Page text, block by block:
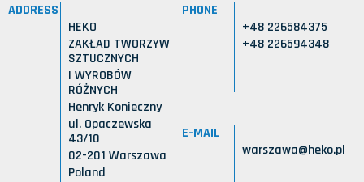
ADDRESS
HEKO
ZAKŁAD TWORZYW
SZTUCZNYCH
I WYROBÓW
RÓŻNYCH
Henryk Konieczny
ul. Opaczewska
43/10
02-201 Warszawa
Poland
PHONE
+48 226584375
+48 226594348
E-MAIL
warszawa@heko.pl